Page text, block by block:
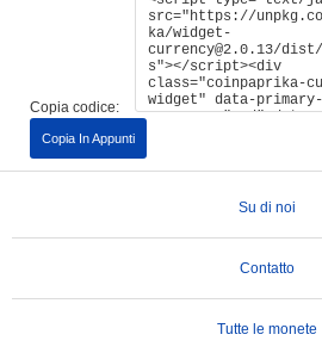
Copia codice:
Copia In Appunti
Su di noi
Contatto
Tutte le monete